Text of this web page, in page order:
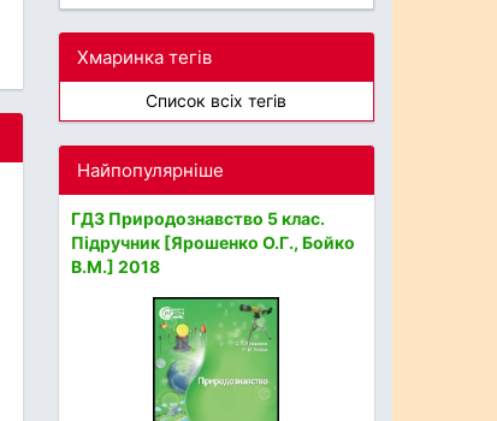
Хмаринка тегів
Список всіх тегів
Найпопулярніше
ГДЗ Природознавство 5 клас.
Підручник [Ярошенко О.Г., Бойко
В.М.] 2018